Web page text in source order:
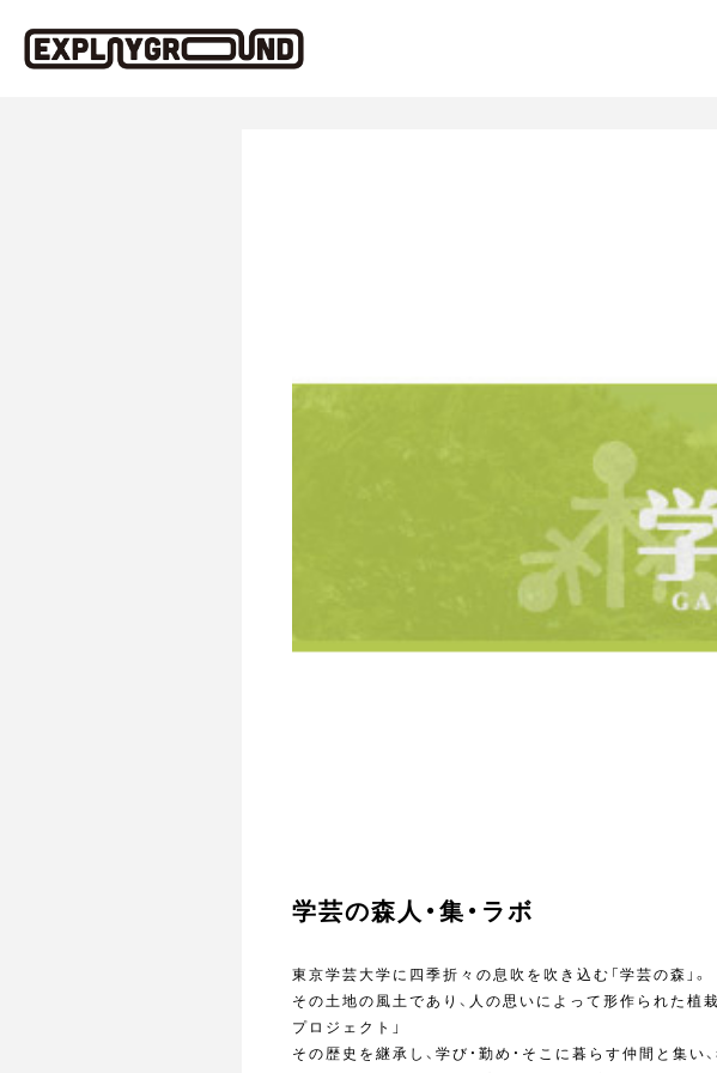
学芸の森人・集・ラボ
東京学芸大学に四季折々の息吹を吹き込む「学芸の森」。
その土地の風土であり、人の思いによって形作られた植
プロジェクト」
その歴史を継承し、学び・勤め・そこに暮らす仲間と集い